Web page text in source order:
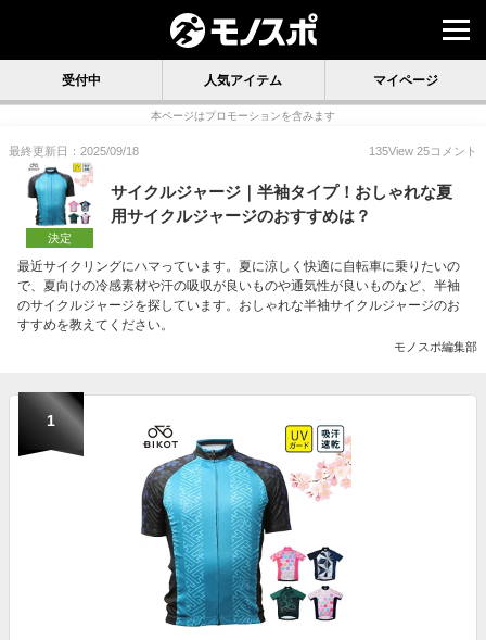
受付中 人気アイテム マイページ
本ページはプロモーションを含みます
最終更新日：2025/09/18 135View 25コメント
決定
サイクルジャージ｜半袖タイプ！おしゃれな夏
用サイクルジャージのおすすめは？
最近サイクリングにハマっています。夏に涼しく快適に自転車に乗りたいの
で、夏向けの冷感素材や汗の吸収が良いものや通気性が良いものなど、半袖
のサイクルジャージを探しています。おしゃれな半袖サイクルジャージのお
すすめを教えてください。
モノスポ編集部
1